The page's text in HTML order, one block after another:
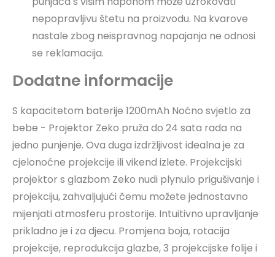
nepopravljivu štetu na proizvodu. Na kvarove
nastale zbog neispravnog napajanja ne odnosi
se reklamacija.
Dodatne informacije
S kapacitetom baterije 1200mAh Noćno svjetlo za
bebe - Projektor Zeko pruža do 24 sata rada na
jedno punjenje. Ova duga izdržljivost idealna je za
cjelonoćne projekcije ili vikend izlete. Projekcijski
projektor s glazbom Zeko nudi plynulo prigušivanje i
projekciju, zahvaljujući čemu možete jednostavno
mijenjati atmosferu prostorije. Intuitivno upravljanje
prikladno je i za djecu. Promjena boja, rotacija
projekcije, reprodukcija glazbe, 3 projekcijske folije i